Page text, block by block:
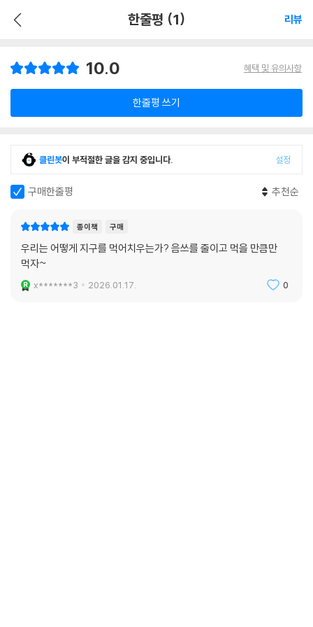
한줄평 (1) 리뷰
10.0 혜택 및 유의사항
한줄평 쓰기
클린봇이 부적절한 글을 감지 중입니다. 설정
구매한줄평 추천순
종이책 구매
우리는 어떻게 지구를 먹어치우는가? 음쓰를 줄이고 먹을 만큼만
먹자~
x*******3 2026.01.17. 0